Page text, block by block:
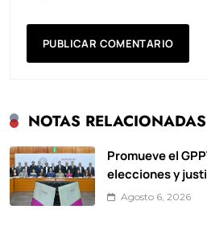
NOTAS RELACIONADAS
Promueve el
elecciones y
Agosto 6, 2026